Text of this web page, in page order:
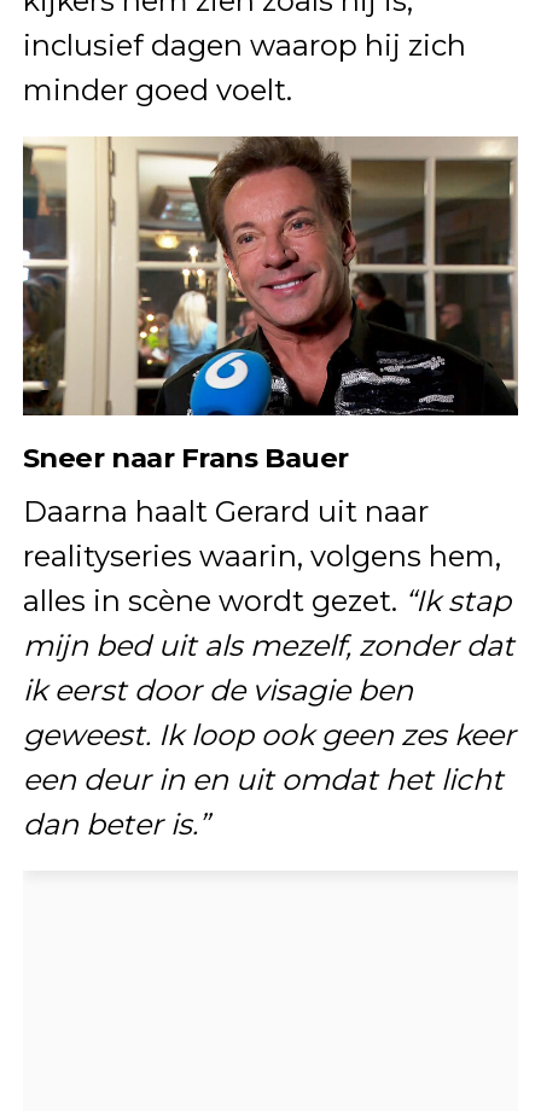
inclusief dagen waarop hij zich
minder goed voelt.
Sneer naar Frans Bauer
Daarna haalt Gerard uit naar
realityseries waarin, volgens hem,
alles in scène wordt gezet. “Ik stap
mijn bed uit als mezelf, zonder dat
ik eerst door de visagie ben
geweest. Ik loop ook geen zes keer
een deur in en uit omdat het licht
dan beter is.”